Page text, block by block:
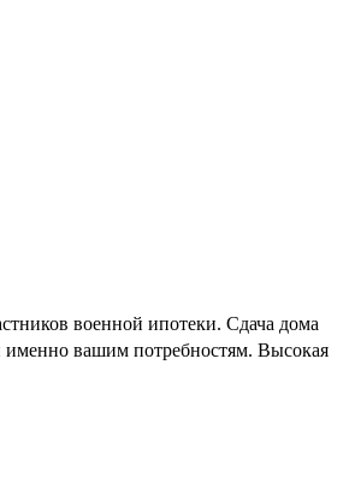
военной ипотеки. Сдача дома
именно вашим потребностям. Высокая